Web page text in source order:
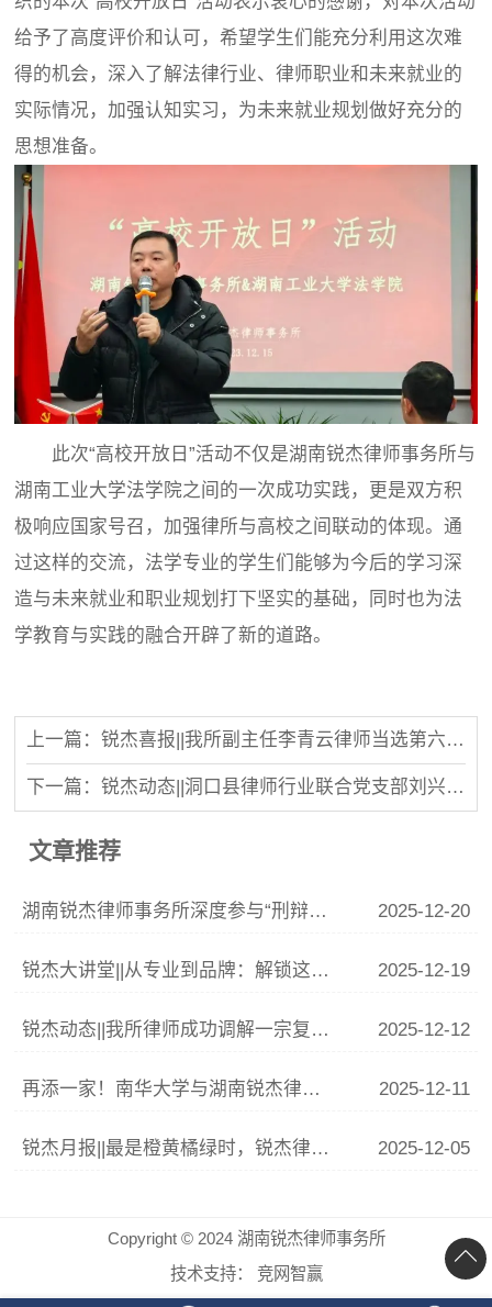
给予了高度评价和认可，希望学生们能充分利用这次难
得的机会，深入了解法律行业、律师职业和未来就业的
实际情况，加强认知实习，为未来就业规划做好充分的
思想准备。
此次“高校开放日”活动不仅是湖南锐杰律师事务所与
湖南工业大学法学院之间的一次成功实践，更是双方积
极响应国家号召，加强律所与高校之间联动的体现。通
过这样的交流，法学专业的学生们能够为今后的学习深
造与未来就业和职业规划打下坚实的基础，同时也为法
学教育与实践的融合开辟了新的道路。
上一篇：锐杰喜报||我所副主任李青云律师当选第六届长沙市律师协会理事
下一篇：锐杰动态||洞口县律师行业联合党支部刘兴杰书记一行莅临我所参观交流
文章推荐
湖南锐杰律师事务所深度参与“刑辩湘军”联训 李青云副主任精析涉“骗”案件辩护要点 2025-12-20
锐杰大讲堂||从专业到品牌：解锁这份律师IP打造指南 2025-12-19
锐杰动态||我所律师成功调解一宗复杂婚姻家庭纠纷 2025-12-12
再添一家！南华大学与湖南锐杰律师事务所共建法学实践教学基地签约揭牌仪式圆满举行 2025-12-11
锐杰月报||最是橙黄橘绿时，锐杰律所11月事记 2025-12-05
Copyright © 2024 湖南锐杰律师事务所
技术支持：
竞网智赢